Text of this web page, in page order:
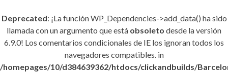
Deprecated: ¡La función WP_Dependencies->add_data() ha sido
llamada con un argumento que está obsoleto desde la versión
6.9.0! Los comentarios condicionales de IE los ignoran todos los
navegadores compatibles. in
/homepages/10/d384639362/htdocs/clickandbuilds/